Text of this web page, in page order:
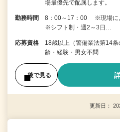
場最優先で配属します。
勤務時間
8：00～17：00 ※現場に
※シフト制・週2～3日…
応募資格
18歳以上（警備業法第14
齢・経験・男女不問
後で見る
更新日：